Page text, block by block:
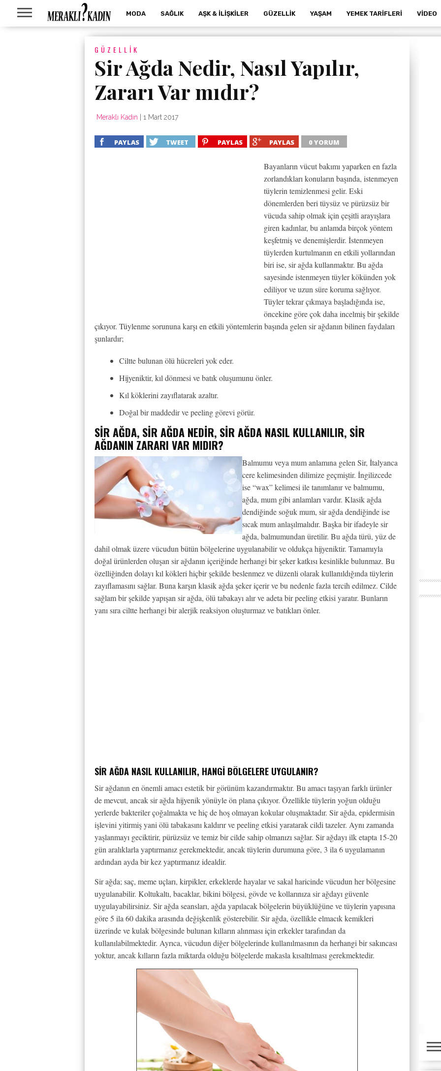
MODA SAĞLIK AŞK & İLIŞKILER GÜZELLIK YAŞAM YEMEK TARIFLERI VIDEO
GÜZELLIK
Sir Ağda Nedir, Nasıl Yapılır,
Zararı Var mıdır?
Meraklı Kadın 1 Mart 2017
PAYLAS TWEET PAYLAS PAYLAS 0 YORUM
Bayanların vücut bakımı yaparken en fazla
zorlandıkları konuların başında, istenmeyen
tüylerin temizlenmesi gelir. Eski
dönemlerden beri tüysüz ve pürüzsüz bir
vücuda sahip olmak için çeşitli arayışlara
giren kadınlar, bu anlamda birçok yöntem
keşfetmiş ve denemişlerdir. İstenmeyen
tüylerden kurtulmanın en etkili yollarından
biri ise, sir ağda kullanmaktır. Bu ağda
sayesinde istenmeyen tüyler kökünden yok
ediliyor ve uzun süre koruma sağlıyor.
Tüyler tekrar çıkmaya başladığında ise,
öncekine göre çok daha incelmiş bir şekilde
çıkıyor. Tüylenme sorununa karşı en etkili yöntemlerin başında gelen sir ağdanın bilinen faydaları
şunlardır;
Ciltte bulunan ölü hücreleri yok eder.
Hijyeniktir, kıl dönmesi ve batık oluşumunu önler.
Kıl köklerini zayıflatarak azaltır.
Doğal bir maddedir ve peeling görevi görür.
SIR AĞDA, SIR AĞDA NEDIR, SIR AĞDA NASIL KULLANILIR, SIR
AĞDANIN ZARARI VAR MIDIR?
Balmumu veya mum anlamına gelen Sir, İtalyanca
cere kelimesinden dilimize geçmiştir. İngilizcede
ise “wax” kelimesi ile tanımlanır ve balmumu,
ağda, mum gibi anlamları vardır. Klasik ağda
dendiğinde soğuk mum, sir ağda dendiğinde ise
sıcak mum anlaşılmalıdır. Başka bir ifadeyle sir
ağda, balmumundan üretilir. Bu ağda türü, yüz de
dahil olmak üzere vücudun bütün bölgelerine uygulanabilir ve oldukça hijyeniktir. Tamamıyla
doğal ürünlerden oluşan sir ağdanın içeriğinde herhangi bir şeker katkısı kesinlikle bulunmaz. Bu
özelliğinden dolayı kıl kökleri hiçbir şekilde beslenmez ve düzenli olarak kullanıldığında tüylerin
zayıflamasını sağlar. Buna karşın klasik ağda şeker içerir ve bu nedenle fazla tercih edilmez. Cilde
sağlam bir şekilde yapışan sir ağda, ölü tabakayı alır ve adeta bir peeling etkisi yaratır. Bunların
yanı sıra ciltte herhangi bir alerjik reaksiyon oluşturmaz ve batıkları önler.
SIR AĞDA NASIL KULLANILIR, HANGI BÖLGELERE UYGULANIR?
Sir ağdanın en önemli amacı estetik bir görünüm kazandırmaktır. Bu amacı taşıyan farklı ürünler
de mevcut, ancak sir ağda hijyenik yönüyle ön plana çıkıyor. Özellikle tüylerin yoğun olduğu
yerlerde bakteriler çoğalmakta ve hiç de hoş olmayan kokular oluşmaktadır. Sir ağda, epidermisin
işlevini yitirmiş yani ölü tabakasını kaldırır ve peeling etkisi yaratarak cildi tazeler. Aynı zamanda
yaşlanmayı geciktirir, pürüzsüz ve temiz bir cilde sahip olmanızı sağlar. Sir ağdayı ilk etapta 15-20
gün aralıklarla yaptırmanız gerekmektedir, ancak tüylerin durumuna göre, 3 ila 6 uygulamanın
ardından ayda bir kez yaptırmanız idealdir.
Sir ağda; saç, meme uçları, kirpikler, erkeklerde hayalar ve sakal haricinde vücudun her bölgesine
uygulanabilir. Koltukaltı, bacaklar, bikini bölgesi, gövde ve kollarınıza sir ağdayı güvenle
uygulayabilirsiniz. Sir ağda seansları, ağda yapılacak bölgelerin büyüklüğüne ve tüylerin yapısına
göre 5 ila 60 dakika arasında değişkenlik gösterebilir. Sir ağda, özellikle elmacık kemikleri
üzerinde ve kulak bölgesinde bulunan kılların alınması için erkekler tarafından da
kullanılabilmektedir. Ayrıca, vücudun diğer bölgelerinde kullanılmasının da herhangi bir sakıncası
yoktur, ancak kılların fazla miktarda olduğu bölgelerde makasla kısaltılması gerekmektedir.